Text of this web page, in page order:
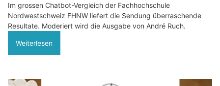
Im grossen Chatbot-Vergleich der Fachhochschule
Nordwestschweiz FHNW liefert die Sendung überraschende
Resultate. Moderiert wird die Ausgabe von André Ruch.
Weiterlesen